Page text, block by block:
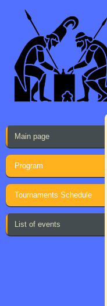
Main page
Program
Tournaments Schedule
List of events